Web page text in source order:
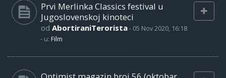
Prvi Merlinka Classics festival u
Jugoslovenskoj kinoteci
od AbortiraniTerorista- 05 Nov 2020, 16:18
- u: Film